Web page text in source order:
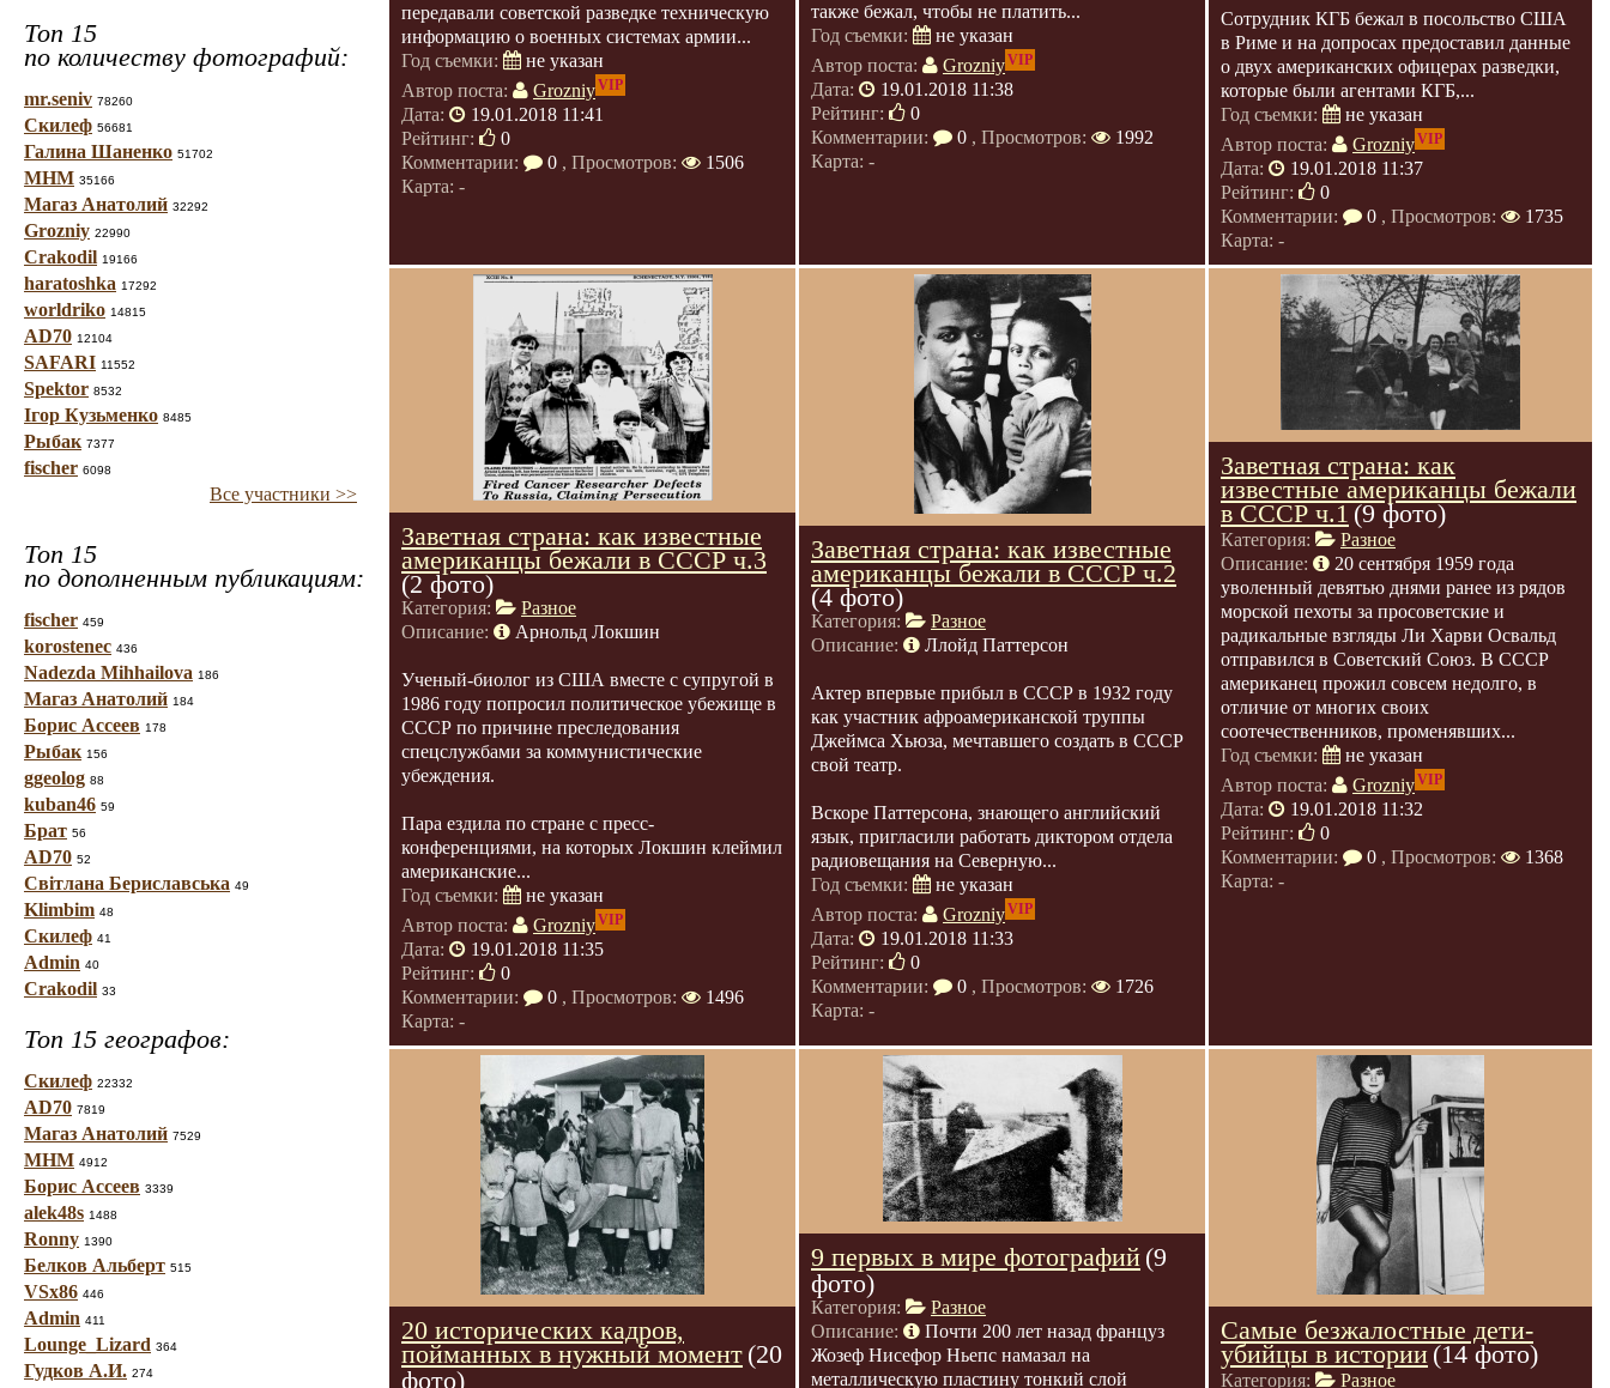
Топ 15
по количеству фотографий:
mr.seniv 78260
Скилеф 56681
Галина Шаненко 51702
МНМ 35166
Магаз Анатолий 32292
Grozniy 22990
Crakodil 19166
haratoshka 17292
worldriko 14815
AD70 12104
SAFARI 11552
Spektor 8532
Ігор Кузьменко 8485
Рыбак 7377
fischer 6098
Все участники >>
Топ 15
по дополненным публикациям:
fischer 459
korostenec 436
Nadezda Mihhailova 186
Магаз Анатолий 184
Борис Ассеев 178
Рыбак 156
ggeolog 88
kuban46 59
Брат 56
AD70 52
Світлана Бериславська 49
Klimbim 48
Скилеф 41
Admin 40
Crakodil 33
Топ 15 географов:
Скилеф 22332
AD70 7819
Магаз Анатолий 7529
МНМ 4912
Борис Ассеев 3339
alek48s 1488
Ronny 1390
Белков Альберт 515
VSx86 446
Admin 411
Lounge_Lizard 364
Гудков А.И. 274
передавали советской разведке техническую
информацию о военных системах армии...
Год съемки:
не указан
Автор поста:
GrozniyVIP
Дата:
19.01.2018 11:41
Рейтинг:
0
Комментарии:
0 , Просмотров:
1506
Карта: -
также бежал, чтобы не платить...
Год съемки:
не указан
Автор поста:
GrozniyVIP
Дата:
19.01.2018 11:38
Рейтинг:
0
Комментарии:
0 , Просмотров:
1992
Карта: -
Сотрудник КГБ бежал в посольство США
в Риме и на допросах предоставил данные
о двух американских офицерах разведки,
которые были агентами КГБ,...
Год съемки:
не указан
Автор поста:
GrozniyVIP
Дата:
19.01.2018 11:37
Рейтинг:
0
Комментарии:
0 , Просмотров:
1735
Карта: -
Заветная страна: как известные
американцы бежали в СССР ч.3
(2 фото)
Категория:
Разное
Описание:
Арнольд Локшин
Ученый-биолог из США вместе с супругой в
1986 году попросил политическое убежище в
СССР по причине преследования
спецслужбами за коммунистические
убеждения.
Пара ездила по стране с пресс-
конференциями, на которых Локшин клеймил
американские...
Год съемки:
не указан
Автор поста:
GrozniyVIP
Дата:
19.01.2018 11:35
Рейтинг:
0
Комментарии:
0 , Просмотров:
1496
Карта: -
Заветная страна: как известные
американцы бежали в СССР ч.2
(4 фото)
Категория:
Разное
Описание:
Ллойд Паттерсон
Актер впервые прибыл в СССР в 1932 году
как участник афроамериканской труппы
Джеймса Хьюза, мечтавшего создать в СССР
свой театр.
Вскоре Паттерсона, знающего английский
язык, пригласили работать диктором отдела
радиовещания на Северную...
Год съемки:
не указан
Автор поста:
GrozniyVIP
Дата:
19.01.2018 11:33
Рейтинг:
0
Комментарии:
0 , Просмотров:
1726
Карта: -
Заветная страна: как
известные американцы бежали
в СССР ч.1(9 фото)
Категория:
Разное
Описание:
20 сентября 1959 года
уволенный девятью днями ранее из рядов
морской пехоты за просоветские и
радикальные взгляды Ли Харви Освальд
отправился в Советский Союз. В СССР
американец прожил совсем недолго, в
отличие от многих своих
соотечественников, променявших...
Год съемки:
не указан
Автор поста:
GrozniyVIP
Дата:
19.01.2018 11:32
Рейтинг:
0
Комментарии:
0 , Просмотров:
1368
Карта: -
20 исторических кадров,
пойманных в нужный момент (20
фото)
9 первых в мире фотографий (9
фото)
Категория:
Разное
Описание:
Почти 200 лет назад француз
Жозеф Нисефор Ньепс намазал на
металлическую пластину тонкий слой
Самые безжалостные дети-
убийцы в истории(14 фото)
Категория: Разное